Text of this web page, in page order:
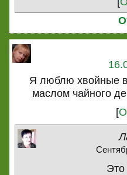
Я люблю хвойные
маслом чайного
[
Это